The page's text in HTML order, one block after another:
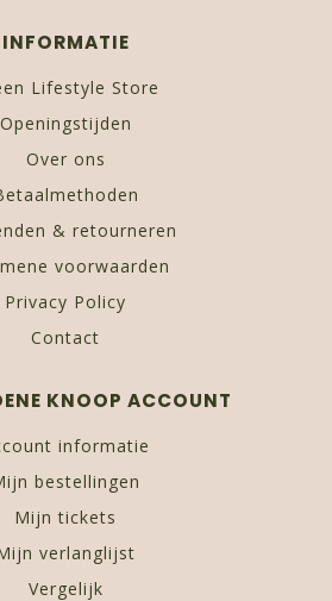
INFORMATIE
Lifestyle Store
Openingstijden
Over ons
& retourneren
voorwaarden
Privacy Policy
Contact
KNOOP ACCOUNT
informatie
bestellingen
Mijn tickets
verlanglijst
Vergelijk